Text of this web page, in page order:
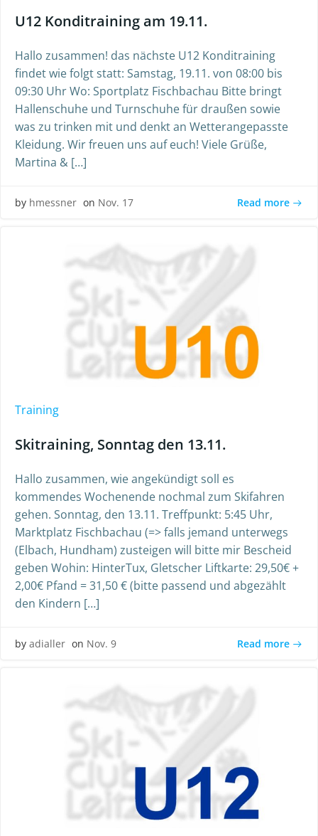
U12 Konditraining am 19.11.
Hallo zusammen! das nächste U12 Konditraining
findet wie folgt statt: Samstag, 19.11. von 08:00 bis
09:30 Uhr Wo: Sportplatz Fischbachau Bitte bringt
Hallenschuhe und Turnschuhe für draußen sowie
was zu trinken mit und denkt an Wetterangepasste
Kleidung. Wir freuen uns auf euch! Viele Grüße,
Martina & […]
by hmessner on Nov. 17 Read more
Training
Skitraining, Sonntag den 13.11.
Hallo zusammen, wie angekündigt soll es
kommendes Wochenende nochmal zum Skifahren
gehen. Sonntag, den 13.11. Treffpunkt: 5:45 Uhr,
Marktplatz Fischbachau (=> falls jemand unterwegs
(Elbach, Hundham) zusteigen will bitte mir Bescheid
geben Wohin: HinterTux, Gletscher Liftkarte: 29,50€ +
2,00€ Pfand = 31,50 € (bitte passend und abgezählt
den Kindern […]
by adialler on Nov. 9 Read more